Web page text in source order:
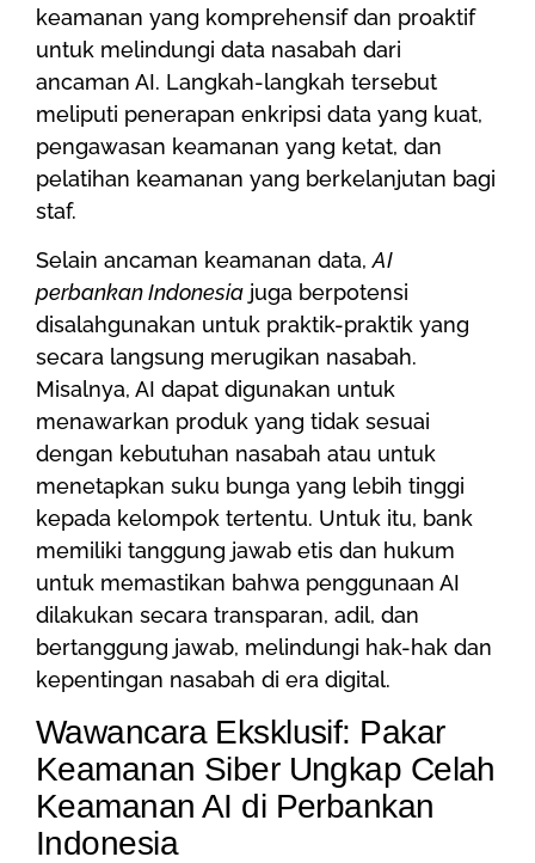
keamanan yang komprehensif dan proaktif
untuk melindungi data nasabah dari
ancaman AI. Langkah-langkah tersebut
meliputi penerapan enkripsi data yang kuat,
pengawasan keamanan yang ketat, dan
pelatihan keamanan yang berkelanjutan bagi
staf.
Selain ancaman keamanan data,AI
perbankan Indonesia juga berpotensi
disalahgunakan untuk praktik-praktik yang
secara langsung merugikan nasabah.
Misalnya, AI dapat digunakan untuk
menawarkan produk yang tidak sesuai
dengan kebutuhan nasabah atau untuk
menetapkan suku bunga yang lebih tinggi
kepada kelompok tertentu. Untuk itu, bank
memiliki tanggung jawab etis dan hukum
untuk memastikan bahwa penggunaan AI
dilakukan secara transparan, adil, dan
bertanggung jawab, melindungi hak-hak dan
kepentingan nasabah di era digital.
Wawancara Eksklusif: Pakar
Keamanan Siber Ungkap Celah
Keamanan AI di Perbankan
Indonesia